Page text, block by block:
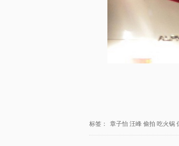
标签： 章子怡 汪峰 偷拍 吃火锅